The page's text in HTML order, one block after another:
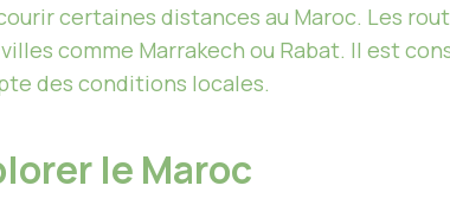
certaines distances au Maroc. Les
comme Marrakech ou Rabat. Il est
des conditions locales.
le Maroc